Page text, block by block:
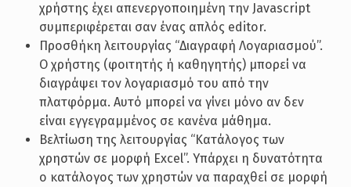
χρήστης έχει απενεργοποιημένη την Javascript
συμπεριφέρεται σαν ένας απλός editor.
Προσθήκη λειτουργίας “Διαγραφή Λογαριασμού”.
Ο χρήστης (φοιτητής ή καθηγητής) μπορεί να
διαγράψει τον λογαριασμό του από την
πλατφόρμα. Αυτό μπορεί να γίνει μόνο αν δεν
είναι εγγεγραμμένος σε κανένα μάθημα.
Βελτίωση της λειτουργίας “Κατάλογος των
χρηστών σε μορφή Excel”. Υπάρχει η δυνατότητα
ο κατάλογος των χρηστών να παραχθεί σε μορφή